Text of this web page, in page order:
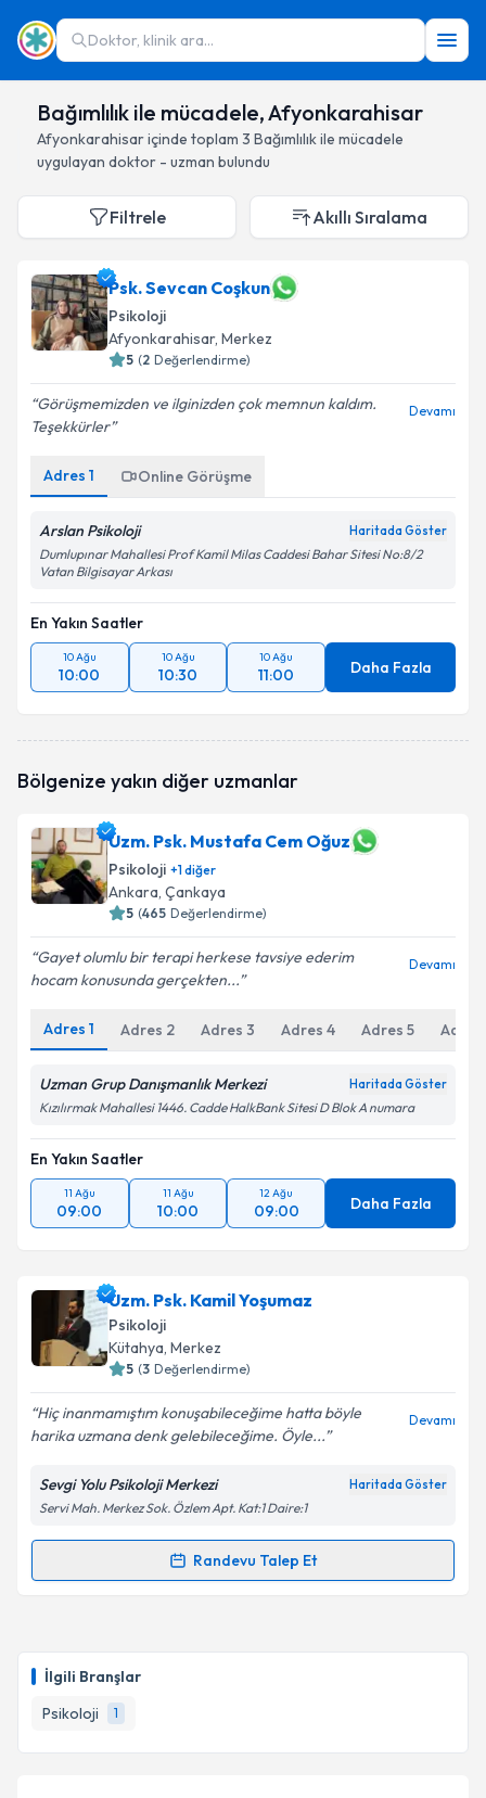
Doktor, klinik ara...
Bağımlılık ile mücadele, Afyonkarahisar
Afyonkarahisariçinde toplam 3 Bağımlılık ile mücadele
uygulayan doktor - uzman bulundu
İlgili Branşlar
Psikoloji
1
Filtrele Akıllı Sıralama
Psk. Sevcan Coşkun
Psikoloji
Afyonkarahisar, Merkez
5 (2 Değerlendirme)
Görüşmemizden ve ilginizden çok memnun kaldım.
Teşekkürler
Devamı
Adres 1 Online Görüşme
Arslan Psikoloji Haritada Göster
Dumlupınar Mahallesi Prof Kamil Milas Caddesi Bahar Sitesi No:8/2
Vatan Bilgisayar Arkası
En Yakın Saatler
10 Ağu
10:00
10 Ağu
10:30
10 Ağu
11:00 Daha Fazla
Bölgenize yakın diğer uzmanlar
Uzm. Psk. Mustafa Cem Oğuz
Psikoloji +1diğer
Ankara, Çankaya
5 (465 Değerlendirme)
Gayet olumlu bir terapi herkese tavsiye ederim
hocam konusunda gerçekten...
Devamı
Adres 1 Adres 2 Adres 3 Adres 4 Adres 5 Adres
Uzman Grup Danışmanlık Merkezi Haritada Göster
Kızılırmak Mahallesi 1446. Cadde HalkBank Sitesi D Blok A numara
En Yakın Saatler
11 Ağu
09:00
11 Ağu
10:00
12 Ağu
09:00 Daha Fazla
Uzm. Psk. Kamil Yoşumaz
Psikoloji
Kütahya, Merkez
5 (3 Değerlendirme)
Hiç inanmamıştım konuşabileceğime hatta böyle
harika uzmana denk gelebileceğime. Öyle...
Devamı
Sevgi Yolu Psikoloji Merkezi Haritada Göster
Servi Mah. Merkez Sok. Özlem Apt. Kat:1 Daire:1
Randevu Talep Et
Randevu Takvimi Talebi
takvim hazırlandığında e-posta ile bilgilendireceğiz.
E-posta Adresiniz